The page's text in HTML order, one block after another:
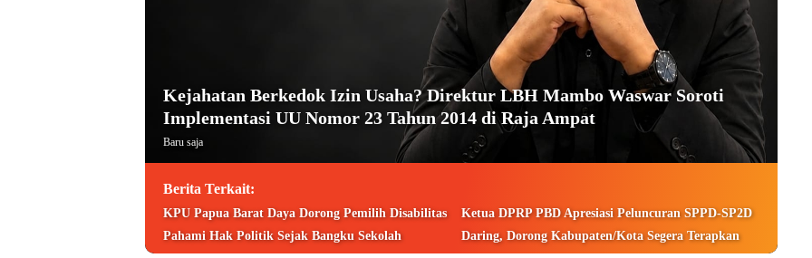
Kejahatan Berkedok Izin Usaha? Direktur LBH Mambo Waswar Soroti
Implementasi UU Nomor 23 Tahun 2014 di Raja Ampat
Baru saja
Berita Terkait:
KPU Papua Barat Daya Dorong Pemilih Disabilitas
Pahami Hak Politik Sejak Bangku Sekolah
Ketua DPRP PBD Apresiasi Peluncuran SPPD-SP2D
Daring, Dorong Kabupaten/Kota Segera Terapkan